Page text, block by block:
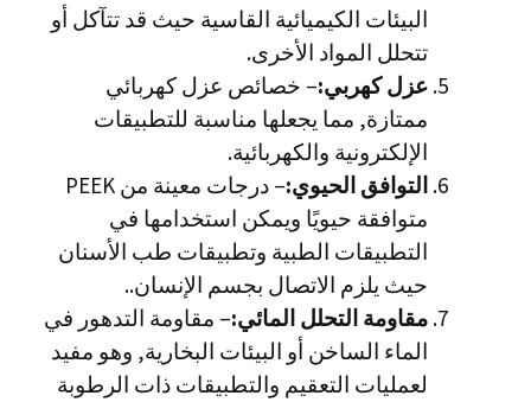
البيئات الكيميائية القاسية حيث قد تتآكل أو
تتحلل المواد الأخرى.
عزل كهربي:– خصائص عزل كهربائي
ممتازة, مما يجعلها مناسبة للتطبيقات
الإلكترونية والكهربائية.
التوافق الحيوي:
– درجات معينة من PEEK
متوافقة حيويًا ويمكن استخدامها في
التطبيقات الطبية وتطبيقات طب الأسنان
حيث يلزم الاتصال بجسم الإنسان..
مقاومة التحلل المائي:– مقاومة التدهور في
الماء الساخن أو البيئات البخارية, وهو مفيد
لعمليات التعقيم والتطبيقات ذات الرطوبة